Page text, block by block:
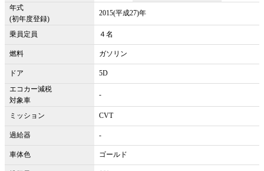
年式
(初年度登録)
2015(平成27)年
乗員定員 ４名
燃料 ガソリン
ドア
5D
エコカー減税
対象車
-
ミッション CVT
過給器 -
車体色 ゴールド